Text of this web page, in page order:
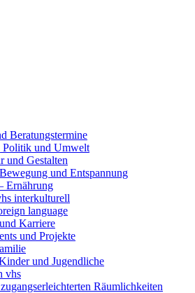
Beratungstermine
Politik und Umwelt
und Gestalten
und Entspannung
Ernährung
interkulturell
language
Karriere
und Projekte
und Jugendliche
vhs
Räumlichkeiten